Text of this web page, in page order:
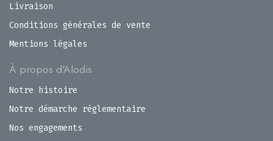
Livraison
Conditions générales de vente
Mentions légales
À propos d'Alodis
Notre histoire
Notre démarche réglementaire
Nos engagements